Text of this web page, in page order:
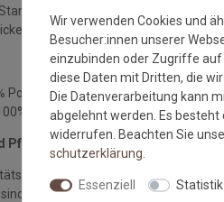
100
ca. 7 mm
Polyamid
Gummi
Pflegehinweise:
sichern Sie sich waschbare
die Fußmatten absolut
Wir verwenden Cookies und
Besucher:innen unserer
einzubinden oder Zugriffe auf
diese Daten mit Dritten, die
Die Datenverarbeitung kann
abgelehnt werden. Es
widerrufen. Beachten Sie
schutz­erklärung
Essenziell Statistik